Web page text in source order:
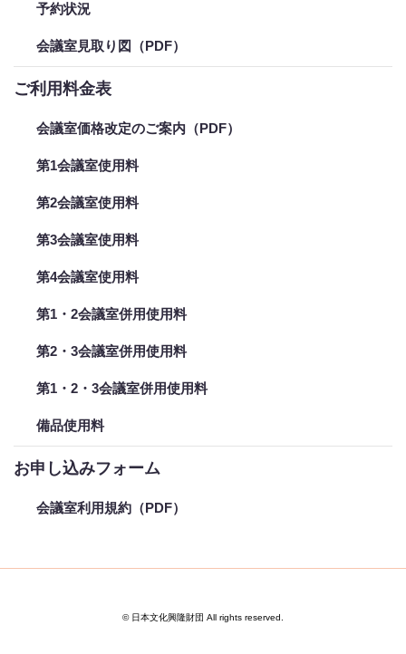
予約状況
会議室見取り図（PDF）
ご利用料金表
会議室価格改定のご案内（PDF）
第1会議室使用料
第2会議室使用料
第3会議室使用料
第4会議室使用料
第1・2会議室併用使用料
第2・3会議室併用使用料
第1・2・3会議室併用使用料
備品使用料
お申し込みフォーム
会議室利用規約（PDF）
© 日本文化興隆財団 All rights reserved.